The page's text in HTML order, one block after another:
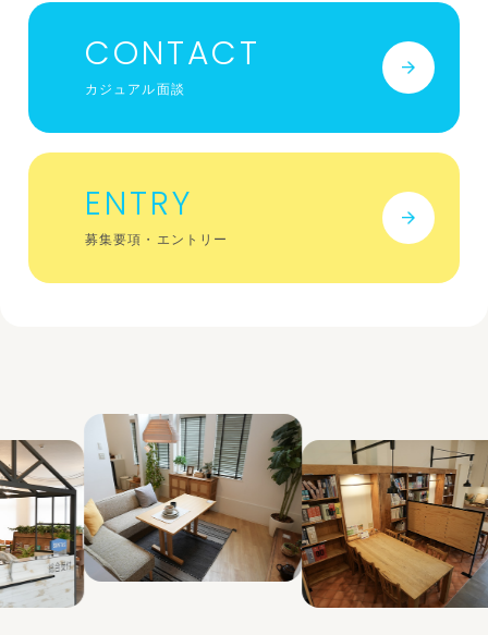
CONTACT
カジュアル面談
ENTRY
募集要項・エントリー